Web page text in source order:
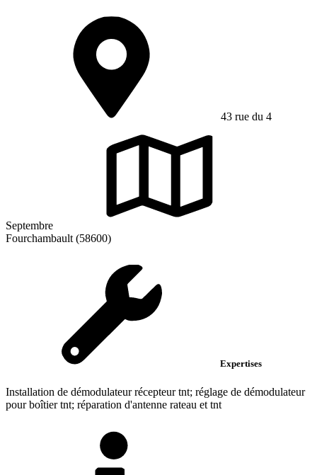
43 rue du 4
Septembre
Fourchambault (58600)
Expertises
Installation de démodulateur récepteur tnt; réglage de démodulateur
pour boîtier tnt; réparation d'antenne rateau et tnt